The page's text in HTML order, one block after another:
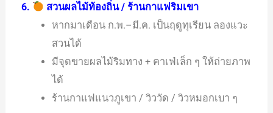
6.
สวนผลไม้ท้องถิ่น / ร้านกาแฟริมเขา
หากมาเดือน ก.พ.–มี.ค. เป็นฤดูทุเรียน ลองแวะ
สวนได้
มีจุดขายผลไม้ริมทาง + คาเฟ่เล็ก ๆ ให้ถ่ายภาพ
ได้
ร้านกาแฟแนวภูเขา / วิววัด / วิวหมอกเบา ๆ